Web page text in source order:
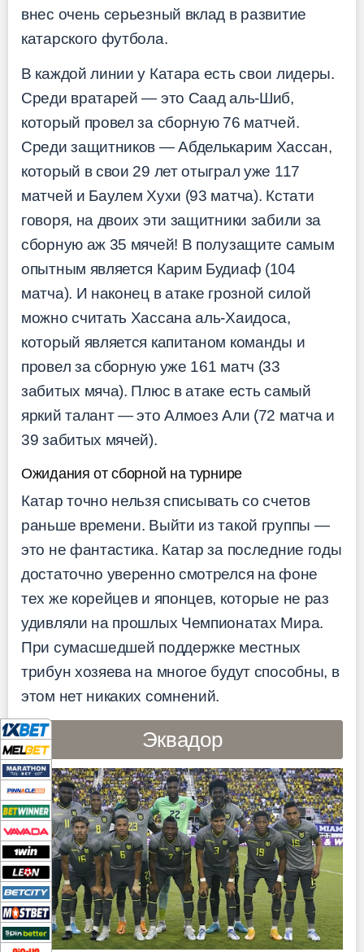
внес очень серьезный вклад в развитие
катарского футбола.
В каждой линии у Катара есть свои лидеры.
Среди вратарей — это Саад аль-Шиб,
который провел за сборную 76 матчей.
Среди защитников — Абделькарим Хассан,
который в свои 29 лет отыграл уже 117
матчей и Баулем Хухи (93 матча). Кстати
говоря, на двоих эти защитники забили за
сборную аж 35 мячей! В полузащите самым
опытным является Карим Будиаф (104
матча). И наконец в атаке грозной силой
можно считать Хассана аль-Хаидоса,
который является капитаном команды и
провел за сборную уже 161 матч (33
забитых мяча). Плюс в атаке есть самый
яркий талант — это Алмоез Али (72 матча и
39 забитых мячей).
Ожидания от сборной на турнире
Катар точно нельзя списывать со счетов
раньше времени. Выйти из такой группы —
это не фантастика. Катар за последние годы
достаточно уверенно смотрелся на фоне
тех же корейцев и японцев, которые не раз
удивляли на прошлых Чемпионатах Мира.
При сумасшедшей поддержке местных
трибун хозяева на многое будут способны, в
этом нет никаких сомнений.
Эквадор